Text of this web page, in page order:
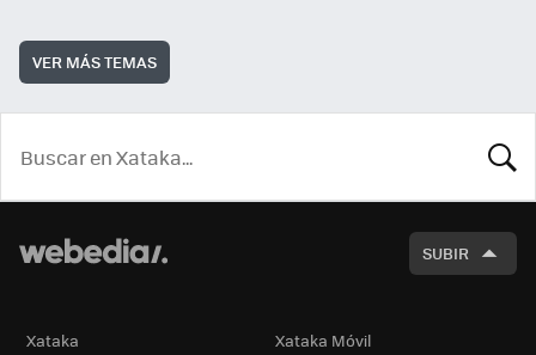
VER MÁS TEMAS
SUBIR
Xataka Xataka Móvil